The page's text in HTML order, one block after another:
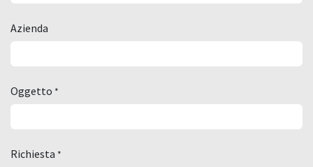
Azienda
Oggetto *
Richiesta *